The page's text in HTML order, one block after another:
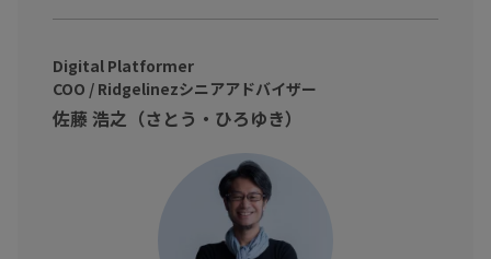
メタバースは既に身近に溶け込んでいる、「温かく、優しい社会
メタバースを利用した「メタコミュニケーション
壁を超え、自分が一歩前進できることを感じましょう！
Digital Platformer
COO / Ridgelinezシニアアドバイザー
佐藤 浩之（さとう・ひろゆき）